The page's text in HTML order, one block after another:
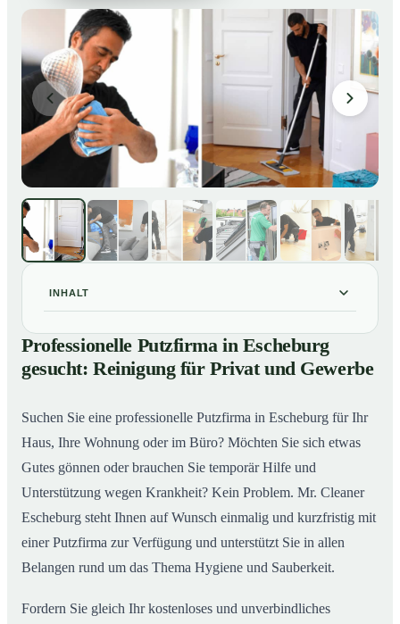
INHALT
01 Professionelle Putzfirma in Escheburg gesucht:
Reinigung für Privat und Gewerbe
So arbeitet eine Putzfirma in Escheburg
Professionelle Putzfirma in Escheburg
gesucht: Reinigung für Privat und Gewerbe
Suchen Sie eine professionelle Putzfirma in Escheburg für Ihr
Haus, Ihre Wohnung oder im Büro? Möchten Sie sich etwas
Gutes gönnen oder brauchen Sie temporär Hilfe und
Unterstützung wegen Krankheit? Kein Problem. Mr. Cleaner
Escheburg steht Ihnen auf Wunsch einmalig und kurzfristig mit
einer Putzfirma zur Verfügung und unterstützt Sie in allen
Belangen rund um das Thema Hygiene und Sauberkeit.
Fordern Sie gleich Ihr kostenloses und unverbindliches